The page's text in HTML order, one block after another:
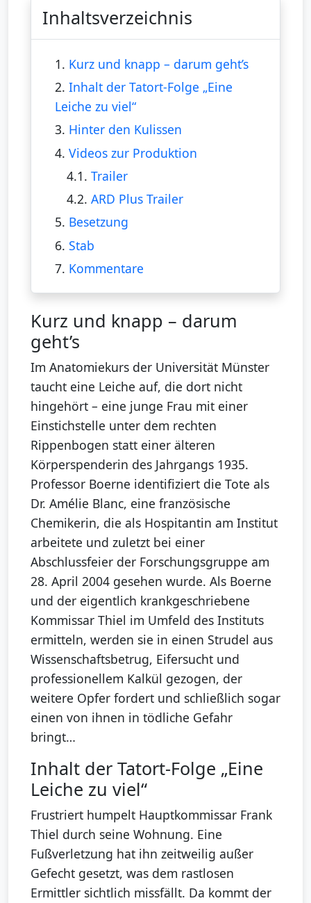
Inhaltsverzeichnis
1. Kurz und knapp – darum geht’s
2. Inhalt der Tatort-Folge „Eine
Leiche zu viel“
3. Hinter den Kulissen
4. Videos zur Produktion
4.1.Trailer
4.2.ARD Plus Trailer
5. Besetzung
6. Stab
7. Kommentare
Kurz und knapp – darum
geht’s
Im Anatomiekurs der Universität Münster
taucht eine Leiche auf, die dort nicht
hingehört – eine junge Frau mit einer
Einstichstelle unter dem rechten
Rippenbogen statt einer älteren
Körperspenderin des Jahrgangs 1935.
Professor Boerne identifiziert die Tote als
Dr. Amélie Blanc, eine französische
Chemikerin, die als Hospitantin am Institut
arbeitete und zuletzt bei einer
Abschlussfeier der Forschungsgruppe am
28. April 2004 gesehen wurde. Als Boerne
und der eigentlich krankgeschriebene
Kommissar Thiel im Umfeld des Instituts
ermitteln, werden sie in einen Strudel aus
Wissenschaftsbetrug, Eifersucht und
professionellem Kalkül gezogen, der
weitere Opfer fordert und schließlich sogar
einen von ihnen in tödliche Gefahr
bringt…
Inhalt der Tatort-Folge „Eine
Leiche zu viel“
Frustriert humpelt Hauptkommissar Frank
Thiel durch seine Wohnung. Eine
Fußverletzung hat ihn zeitweilig außer
Gefecht gesetzt, was dem rastlosen
Ermittler sichtlich missfällt. Da kommt der